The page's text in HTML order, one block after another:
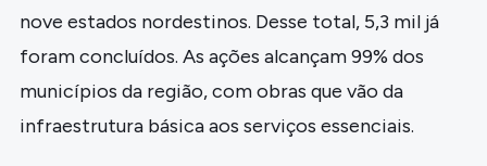
nove estados nordestinos. Desse total, 5,3 mil já
foram concluídos. As ações alcançam 99% dos
municípios da região, com obras que vão da
infraestrutura básica aos serviços essenciais.